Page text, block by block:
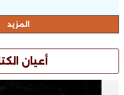
المزيد
أعيان